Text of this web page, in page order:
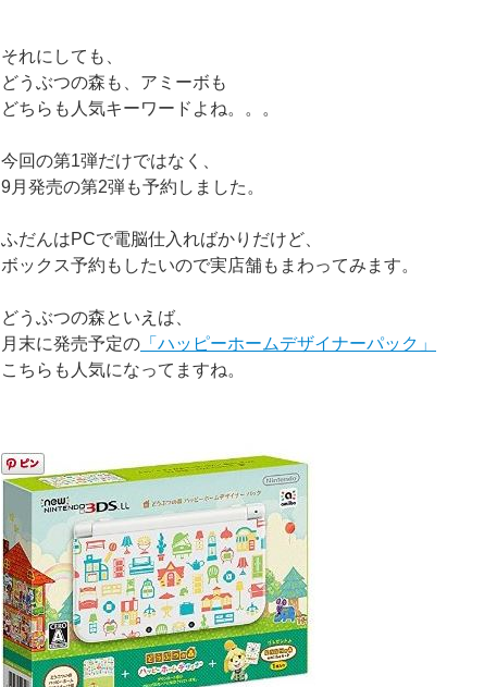
それにしても、
どうぶつの森も、アミーボも
どちらも人気キーワードよね。。。
今回の第1弾だけではなく、
9月発売の第2弾も予約しました。
ふだんはPCで電脳仕入ればかりだけど、
ボックス予約もしたいので実店舗もまわってみます。
どうぶつの森といえば、
月末に発売予定の 「ハッピーホームデザイナーパック」
こちらも人気になってますね。